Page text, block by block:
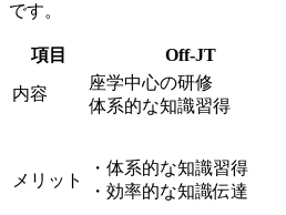
です。
項目 Off-JT
内容
座学中心の研修
体系的な知識習得
メリット
・体系的な知識習得
・効率的な知識伝達